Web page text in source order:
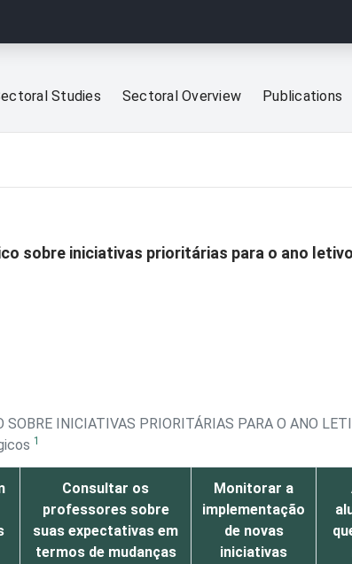
Studies Sectoral Overview Publications
sobre iniciativas prioritárias para o ano letivo
SOBRE INICIATIVAS PRIORITÁRIAS PARA O ANO
1
Consultar os
professores sobre
suas expectativas em
termos de mudanças
Monitorar a
implementação
de novas
iniciativas